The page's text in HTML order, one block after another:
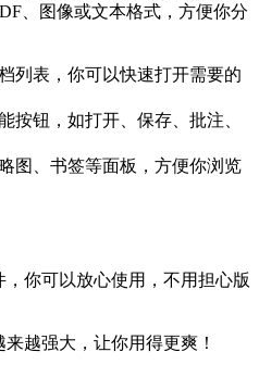
、图像或文本格式，方便你分
列表，你可以快速打开需要的
按钮，如打开、保存、批注、
图、书签等面板，方便你浏览
你可以放心使用，不用担心版
越强大，让你用得更爽！